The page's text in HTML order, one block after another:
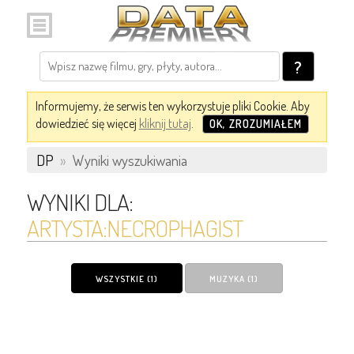
?
Informujemy, że serwis ten wykorzystuje pliki Cookie. Aby
dowiedzieć się więcej kliknij tutaj. OK, ZROZUMIAŁEM
DP » Wyniki wyszukiwania
WYNIKI DLA:
ARTYSTA:NECROPHAGIST
WSZYSTKIE (1) MUZYKA (1)